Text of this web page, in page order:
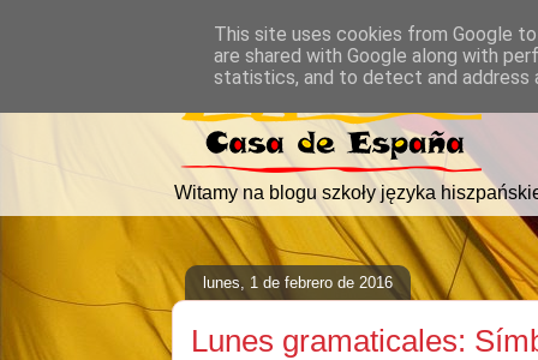
Witamy na blogu szkoły języka
lunes, 1 de febrero de 2016
Lunes gramaticales:
This site uses cookies from Google
are shared with Google along with
statistics, and to detect and address